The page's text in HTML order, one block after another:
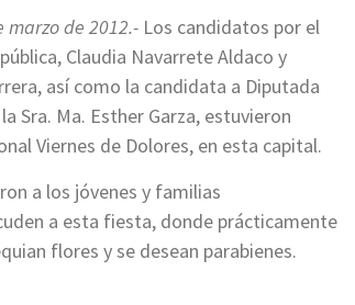
marzo de 2012.- Los candidatos por el
Claudia Navarrete Aldaco y
así como la candidata a Diputada
Sra. Ma. Esther Garza, estuvieron
Viernes de Dolores, en esta capital.
a los jóvenes y familias
a esta fiesta, donde prácticamente
flores y se desean parabienes.